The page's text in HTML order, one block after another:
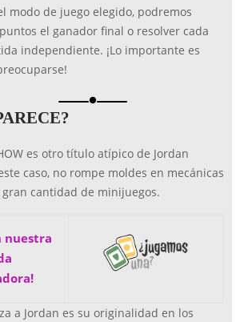
modo de juego elegido, podremos
el ganador final o resolver cada
independiente. ¡Lo importante es
brightness_1
es otro título atípico de Jordan
caso, no rompe moldes en mecánicas
cantidad de minijuegos.
nuestra
a Jordan es su originalidad en los